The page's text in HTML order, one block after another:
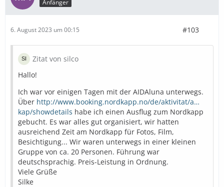
Anfänger
6. August 2023 um 00:15 #103
Zitat von silco
Hallo!
Ich war vor einigen Tagen mit der AIDAluna unterwegs.
Über http://www.booking.nordkapp.no/de/aktivitat/a…
kap/showdetails habe ich einen Ausflug zum Nordkapp
gebucht. Es war alles gut organisiert, wir hatten
ausreichend Zeit am Nordkapp für Fotos, Film,
Besichtigung... Wir waren unterwegs in einer kleinen
Gruppe von ca. 20 Personen. Führung war
deutschsprachig. Preis-Leistung in Ordnung.
Viele Grüße
Silke